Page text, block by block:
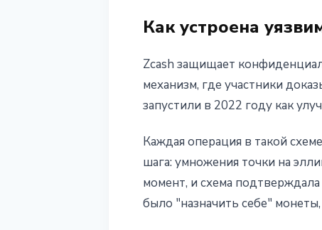
Как устроена
Zcash защищает
механизм, где участники
запустили в 2022 году как
Каждая операция в такой
шага: умножения точки на
момент, и схема
было "назначить себе"